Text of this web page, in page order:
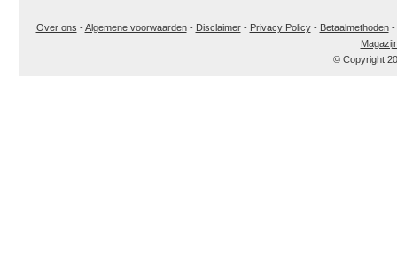
Over ons -Algemene voorwaarden- Disclaimer- Privacy Policy- Betaalmethoden-
© Copyright